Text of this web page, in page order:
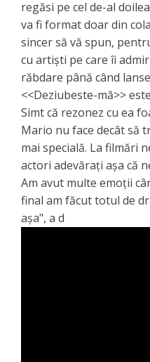
regăsi pe cel de-al
va fi format doar din
sincer să vă spun,
cu artiști pe care îi
răbdare până când
<<Deziubeste-mă>>
Simt că rezonez cu ea
Mario nu face decât să
mai specială. La filmări
actori adevărați așa că
Am avut multe emoții
final am făcut totul de
așa", a d